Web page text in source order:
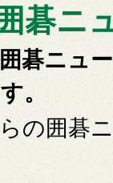
碁ニ
碁ニュ
。
の囲碁